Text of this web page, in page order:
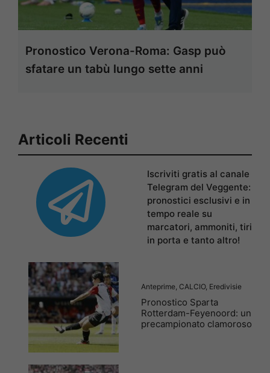
Pronostico Verona-Roma: Gasp può
sfatare un tabù lungo sette anni
Articoli Recenti
Iscriviti gratis al canale
Telegram del Veggente:
pronostici esclusivi e in
tempo reale su
marcatori, ammoniti, tiri
in porta e tanto altro!
Anteprime, CALCIO, Eredivisie
Pronostico Sparta
Rotterdam-Feyenoord: un
precampionato clamoroso